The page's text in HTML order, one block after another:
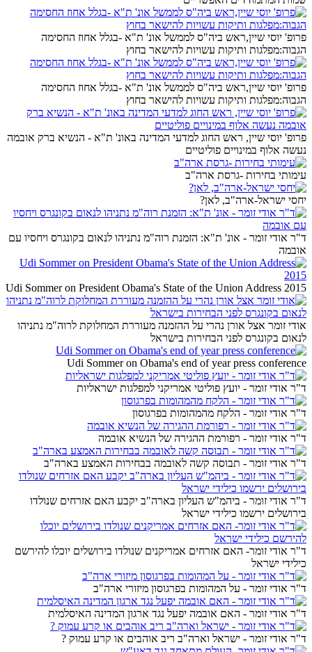
פרופ' יוסי שיין,ראש ביה"ס לממשל אונ' ת"א -בגלל אחוז החסימה
הגבוה:מפלגות ותיקות עשויות להישאר בחוץ
פרופ' יוסי שיין,ראש ביה"ס לממשל אונ' ת"א -בגלל אחוז החסימה
הגבוה:מפלגות ותיקות עשויות להישאר בחוץ
פרופ' יוסי שיין, ראש החוג למדעי המדינה באונ' ת"א - הנשיא ברק אובמה
נעשה אלוף במינויים פוליטיים
עימותי בחירות -גרסת ארה"ב
יחסי ישראל-ארה"ב, לאן?
ד"ר אודי זומר - אונ' ת"א: הזמנת רוה"מ נתניהו לנאום בקונגרס ויחסיו עם
אובמה
Udi Sommer on President Obama's State of the Union Address 2015
אודי זומר אצל אורן נהרי על ההזמנה מעוררת המחלוקת לרוה"מ נתניהו
לנאום בקונגרס לפני הבחירות בישראל
Udi Sommer on Obama's end of year press conference
ד"ר אודי זומר - יועץ פוליטי אמריקני למפלגות ישראליות
ד"ר אודי זומר - הלקח מהמהומות בפרגוסון
ד"ר אודי זומר - רפורמת ההגירה של הנשיא אובמה
ד"ר אודי זומר - תבוסה קשה לאובמה בבחירות האמצע בארה"ב
ד"ר אודי זומר - ביהמ"ש העליון בארה"ב יקבע האם אזרחים שנולדו
בירושלים ירשמו כילידי ישראל
ד"ר אודי זומר- האם אזרחים אמריקנים שנולדו בירושלים יוכלו להירשם
כילידי ישראל
ד"ר אודי זומר - על המהומות בפרגוסון מיזורי ארה"ב
ד"ר אודי זומר - האם אובמה יפעל נגד ארגון המדינה האיסלמית
ד"ר אודי זומר - ישראל וארה"ב ריב אוהבים או קרע עמוק ?